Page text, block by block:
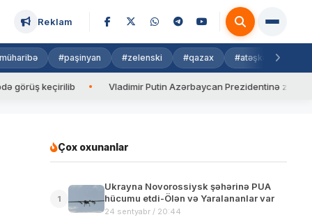
Reklam
#paşinyan #zelenski #qazax #atəşkəs
keçirilib Vladimir Putin Azərbaycan Prezidentinə zəng edib
Çox oxunanlar
1
Ukrayna Novorossiysk şəhərinə PUA
hücumu etdi-Ölən və Yaralananlar var
24 sentyabr / 20:44